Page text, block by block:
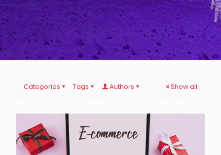
Categories Tags Authors Show all